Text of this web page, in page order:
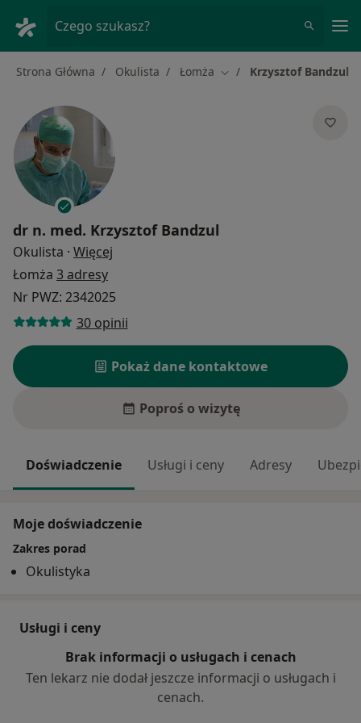
Czego szukasz?
Strona Główna Okulista Łomża Zmień miasto
Krzysztof Bandzul
dr n. med. Krzysztof Bandzul
Okulista · Więcej
Łomża 3 adresy
Nr PWZ: 2342025
30 opinii
Pokaż dane kontaktowe
Poproś o wizytę
Doświadczenie Usługi i ceny Adresy
Moje doświadczenie
Zakres porad
Okulistyka
Usługi i ceny
Brak informacji o usługach i cenach
Ten lekarz nie dodał jeszcze informacji o usługach i
cenach.